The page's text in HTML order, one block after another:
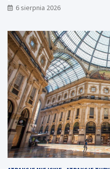
6 sierpnia 2026